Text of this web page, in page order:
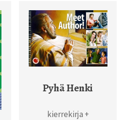
Pyhä Henki
kierrekirja +